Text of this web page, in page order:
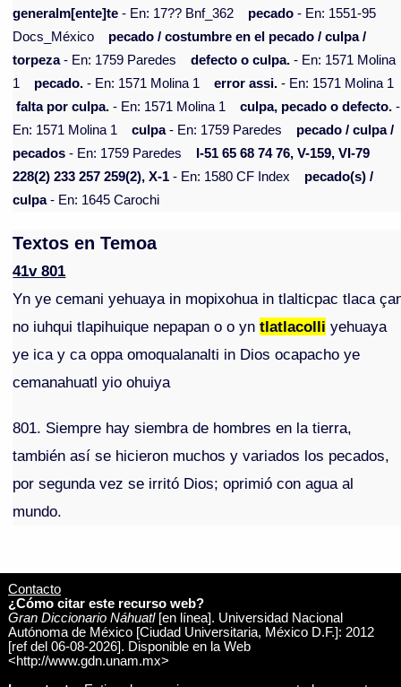
generalm[ente]te - En: 17?? Bnf_362 pecado - En: 1551-95
Docs_México
pecado / costumbre en el pecado / culpa /
torpeza- En: 1759 Paredes defecto o culpa. - En: 1571 Molina
1
pecado. - En: 1571 Molina 1 error assi. - En: 1571 Molina 1
falta por culpa. - En: 1571 Molina 1 culpa, pecado o defecto. -
En: 1571 Molina 1
culpa- En: 1759 Paredes
pecado / culpa /
pecados - En: 1759 Paredes
I-51 65 68 74 76, V-159, VI-79
228(2) 233 257 259(2), X-1 - En: 1580 CF Index
pecado(s) /
culpa- En: 1645 Carochi
Textos en Temoa
41v 801
Yn ye cemani yehuaya in mopixohua in tlalticpac tlaca
no iuhqui tlapihuique nepapan o o yntlatlacolli yehuaya
ye ica y ca oppa omoqualanalti in Dios ocapacho ye
cemanahuatl yio ohuiya
801. Siempre hay siembra de hombres en la tierra,
también así se hicieron muchos y variados los pecados,
por segunda vez se irritó Dios; oprimió con agua al
mundo.
Contacto
¿Cómo citar este recurso web?
Gran Diccionario Náhuatl[en línea]. Universidad Nacional
Autónoma de México [Ciudad Universitaria, México D.F.]: 2012
[ref del 06-08-2026]. Disponible en la Web
<http://www.gdn.unam.mx>